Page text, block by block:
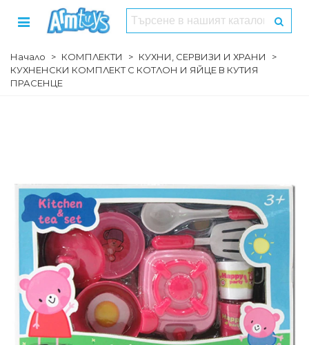
Начало > КОМПЛЕКТИ > КУХНИ, СЕРВИЗИ И ХРАНИ
>
КУХНЕНСКИ КОМПЛЕКТ С КОТЛОН И ЯЙЦЕ В КУТИЯ
ПРАСЕНЦЕ